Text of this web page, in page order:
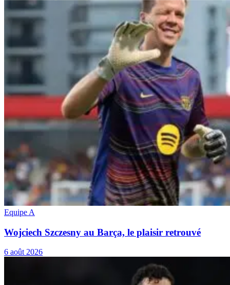
Equipe A
Wojciech Szczesny au Barça, le plaisir retrouvé
6 août 2026